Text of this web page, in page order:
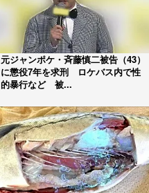
元ジャンポケ・斉藤慎二被告（43）
に懲役7年を求刑 ロケバス内で性
的暴行など 被...